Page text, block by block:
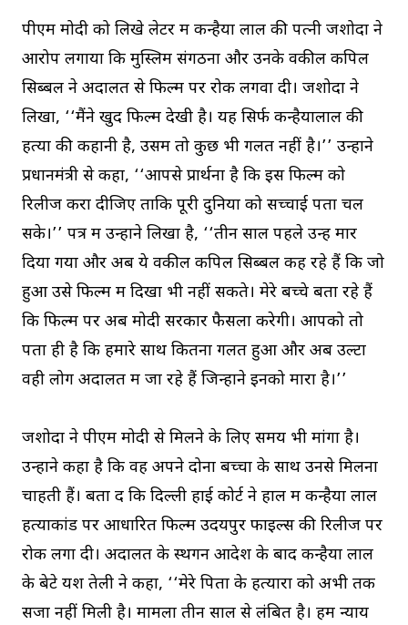
पीएम मोदी को लिखे लेटर में कन्हैया लाल की पत्नी जशोदा ने
आरोप लगाया कि मुस्लिम संगठनों और उनके वकील कपिल
सिब्बल ने अदालत से फिल्म पर रोक लगवा दी। जशोदा ने
लिखा, ‘‘मैंने खुद फिल्म देखी है। यह सिर्फ कन्हैयालाल की
हत्या की कहानी है, उसमें तो कुछ भी गलत नहीं है।’’ उन्होंने
प्रधानमंत्री से कहा, ‘‘आपसे प्रार्थना है कि इस फिल्म को
रिलीज करा दीजिए ताकि पूरी दुनिया को सच्चाई पता चल
सके।’’ पत्र में उन्होंने लिखा है, ‘‘तीन साल पहले उन्हें मार
दिया गया और अब ये वकील कपिल सिब्बल कह रहे हैं कि जो
हुआ उसे फिल्म में दिखा भी नहीं सकते। मेरे बच्चे बता रहे हैं
कि फिल्म पर अब मोदी सरकार फैसला करेगी। आपको तो
पता ही है कि हमारे साथ कितना गलत हुआ और अब उल्टा
वही लोग अदालत में जा रहे हैं जिन्होंने इनको मारा है।’’
जशोदा ने पीएम मोदी से मिलने के लिए समय भी मांगा है।
उन्होंने कहा है कि वह अपने दोनों बच्चों के साथ उनसे मिलना
चाहती हैं। बता दें कि दिल्ली हाई कोर्ट ने हाल में कन्हैया लाल
हत्याकांड पर आधारित फिल्म उदयपुर फाइल्स की रिलीज पर
रोक लगा दी। अदालत के स्थगन आदेश के बाद कन्हैया लाल
के बेटे यश तेली ने कहा, ‘‘मेरे पिता के हत्यारों को अभी तक
सजा नहीं मिली है। मामला तीन साल से लंबित है। हमें न्याय